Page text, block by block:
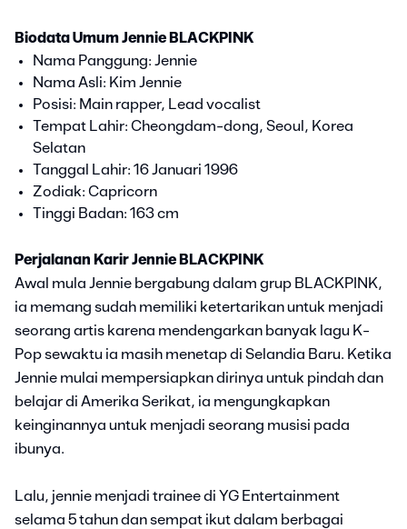
Biodata Umum Jennie BLACKPINK
Nama Panggung: Jennie
Nama Asli: Kim Jennie
Posisi: Main rapper, Lead vocalist
Tempat Lahir: Cheongdam-dong, Seoul, Korea
Selatan
Tanggal Lahir: 16 Januari 1996
Zodiak: Capricorn
Tinggi Badan: 163 cm
Perjalanan Karir Jennie BLACKPINK
Awal mula Jennie bergabung dalam grup BLACKPINK,
ia memang sudah memiliki ketertarikan untuk menjadi
seorang artis karena mendengarkan banyak lagu K-
Pop sewaktu ia masih menetap di Selandia Baru. Ketika
Jennie mulai mempersiapkan dirinya untuk pindah dan
belajar di Amerika Serikat, ia mengungkapkan
keinginannya untuk menjadi seorang musisi pada
ibunya.
Lalu, jennie menjadi trainee di YG Entertainment
selama 5 tahun dan sempat ikut dalam berbagai